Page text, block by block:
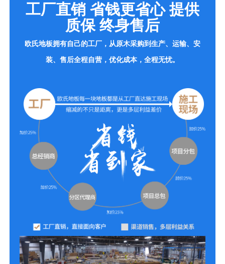
工厂直销 省钱更省心 提供
质保 终身售后
欧氏地板拥有自己的工厂，从原木采购到生产、运输、安
装、售后全程自营，优化成本，全程无忧。